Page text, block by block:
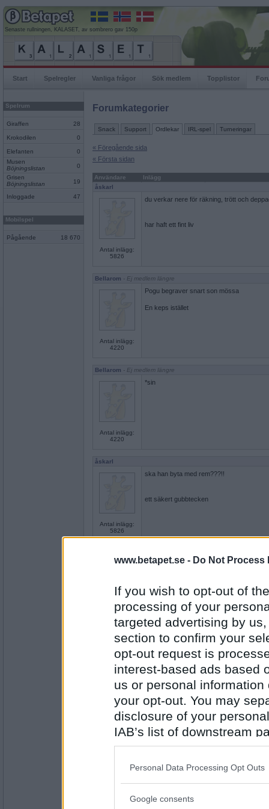
www.betapet.se - Do Not Process
If you wish to opt-out of
processing of your
targeted advertising by
section to confirm your
opt-out request is
interest-based ads based
us or personal
your opt-out. You may
disclosure of your
IAB’s list of downstream
also be disclosed by us
Downstream Participants
Please note that this
Personal Data Processing Opt Outs
Google consents
Senaste rullningen, KALASET, av sombrero gav 150p
Start Spelregler Vanliga frågor Sök medlem Topplistor
Spelrum
Giraffen 28
Krokodilen 0
Elefanten
0
Musen
Böjningslistan
0
Grisen
Böjningslistan
19
Inloggade 47
Mobilspel
Pågående 18 670
Forumkategorier
Snack Support Ordlekar IRL-spel Turneringar
« Föregående sida
« Första sidan
Användare
Inlägg
åskarl
Antal inlägg:
5826
du verkar nere för räkning, trött och
har haft ett fint liv
Bellarom - Ej medlem längre
Antal inlägg:
4220
Pogu begraver snart son mössa
En keps istället
Bellarom - Ej medlem längre
Antal inlägg:
4220
*sin
åskarl
Antal inlägg:
5826
ska han byta med rem???!!
ett säkert gubbtecken
Antal inlägg:
4220
Så du vill oxå ha Rems keps?
Antal inlägg:
5826
bytte du arbetsuniformen mot
också ett tecken på nåt
discordia
Antal inlägg: 459
Så du har bytt din mankini mot Rems
Det vill jag då lova.